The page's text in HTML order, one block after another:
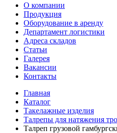
О компании
Продукция
Оборудование в аренду
Департамент логистики
Адреса складов
Статьи
Галерея
Вакансии
Контакты
Главная
Каталог
Такелажные изделия
Талрепы для натяжения
Талреп грузовой